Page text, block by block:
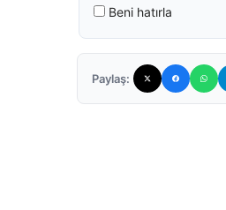
Beni hatırla
Paylaş: